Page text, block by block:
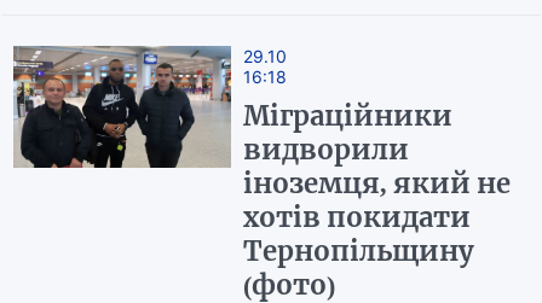
29.10
16:18
Міграційники
видворили
іноземця, який не
хотів покидати
Тернопільщину
(фото)